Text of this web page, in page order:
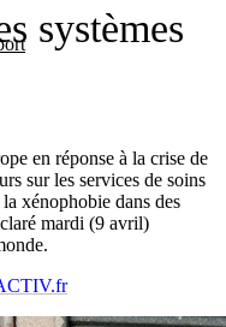
systèmes
en réponse à la crise de
sur les services de soins
xénophobie dans des
mardi (9 avril)